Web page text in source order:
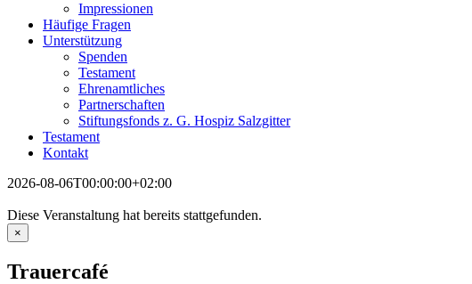
Impressionen
Häufige Fragen
Unterstützung
Spenden
Testament
Ehrenamtliches
Partnerschaften
Stiftungsfonds z. G. Hospiz Salzgitter
Testament
Kontakt
2026-08-06T00:00:00+02:00
Diese Veranstaltung hat bereits stattgefunden.
×
Trauercafé